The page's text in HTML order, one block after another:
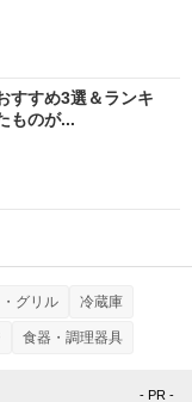
すすめ3選＆ランキ
ものが...
グリル 冷蔵庫
食器・調理器具
- PR -